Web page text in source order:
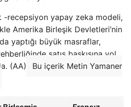
-recepsiyon yapay zeka modeli,
Amerika Birleşik Devletleri’nin
yaptığı büyük masraflar,
satış baskısına yol
(AA)
Bu içerik Metin Yamaner